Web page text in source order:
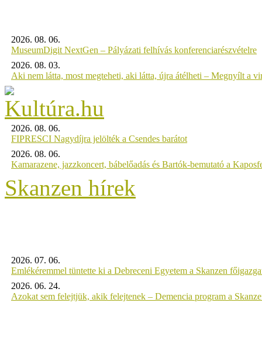
2026. 08. 06.
MuseumDigit NextGen – Pályázati felhívás konferenciarészvételre
2026. 08. 03.
Aki nem látta, most megteheti, aki látta, újra átélheti – Megnyílt a
2026. 08. 06.
FIPRESCI Nagydíjra jelölték a Csendes barátot
2026. 08. 06.
Kamarazene, jazzkoncert, bábelőadás és Bartók-bemutató a
Skanzen hírek
2026. 07. 06.
Emlékéremmel tüntette ki a Debreceni Egyetem a Skanzen
2026. 06. 24.
Azokat sem felejtjük, akik felejtenek – Demencia program a